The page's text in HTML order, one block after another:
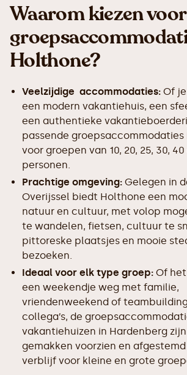
Waarom kiezen
Holthone?
Veelzijdige accommodaties: Of
een modern vakantiehuis, een
een authentieke
passende groepsaccommodaties
voor groepen van 10, 20, 25, 30,
personen.
Prachtige omgeving: Gelegen in
Overijssel biedt Holthone een
natuur en cultuur, met volop
te wandelen, fietsen, cultuur te
pittoreske plaatsjes en mooie
bezoeken.
Ideaal voor elk type groep: Of
een weekendje weg met familie,
vriendenweekend of
collega’s, de
vakantiehuizen in Hardenberg
gemakken voorzien en
verblijf voor kleine en grote